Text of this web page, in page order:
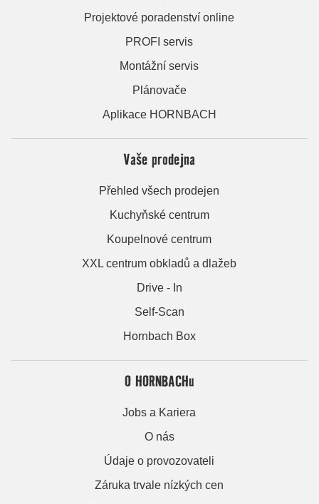
Projektové poradenství online
PROFI servis
Montážní servis
Plánovače
Aplikace HORNBACH
Vaše prodejna
Přehled všech prodejen
Kuchyňské centrum
Koupelnové centrum
XXL centrum obkladů a dlažeb
Drive - In
Self-Scan
Hornbach Box
O HORNBACHu
Jobs a Kariera
O nás
Údaje o provozovateli
Záruka trvale nízkých cen